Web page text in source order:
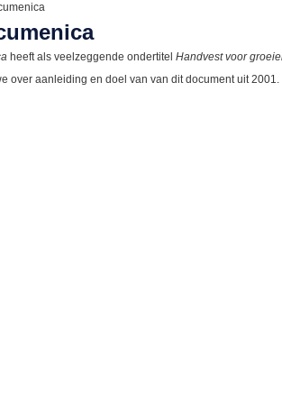
heeft als veelzeggende ondertitel Handvest voor
over aanleiding en doel van van dit document uit 2001.